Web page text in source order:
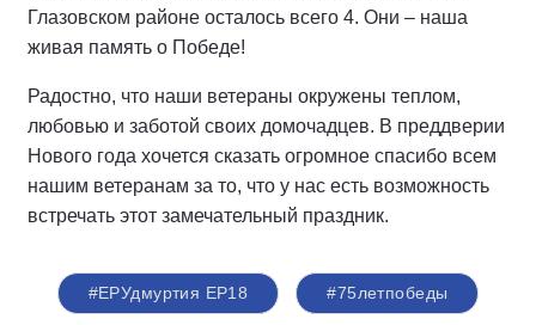
Глазовском районе осталось всего 4. Они – наша
живая память о Победе!
Радостно, что наши ветераны окружены теплом,
любовью и заботой своих домочадцев. В преддверии
Нового года хочется сказать огромное спасибо всем
нашим ветеранам за то, что у нас есть возможность
встречать этот замечательный праздник.
#ЕРУдмуртия ЕР18 #75летпобеды